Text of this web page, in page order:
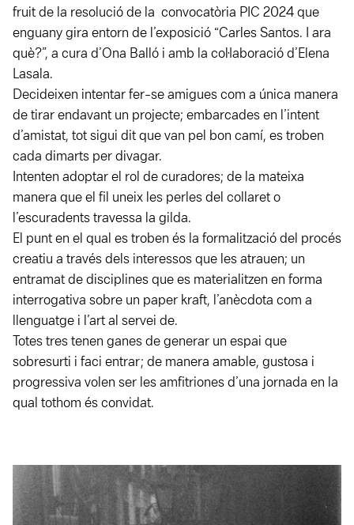
fruit de la resolució de la convocatòria PIC 2024 que
enguany gira entorn de l’exposició “Carles Santos. I ara
què?”, a cura d’Ona Balló i amb la col·laboració d’Elena
Lasala.
Decideixen intentar fer-se amigues com a única manera
de tirar endavant un projecte; embarcades en l’intent
d’amistat, tot sigui dit que van pel bon camí, es troben
cada dimarts per divagar.
Intenten adoptar el rol de curadores; de la mateixa
manera que el fil uneix les perles del collaret o
l’escuradents travessa la gilda.
El punt en el qual es troben és la formalització del procés
creatiu a través dels interessos que les atrauen; un
entramat de disciplines que es materialitzen en forma
interrogativa sobre un paper kraft, l’anècdota com a
llenguatge i l’art al servei de.
Totes tres tenen ganes de generar un espai que
sobresurti i faci entrar; de manera amable, gustosa i
progressiva volen ser les amfitriones d’una jornada en la
qual tothom és convidat.